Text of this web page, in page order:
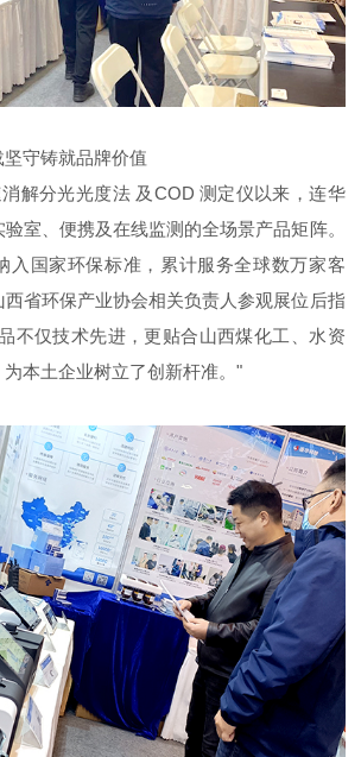
守铸就品牌价值
解分光光度法 及COD 测定仪以来，连华
室、便携及在线监测的全场景产品矩阵。
入国家环保标准，累计服务全球数万家客
省环保产业协会相关负责人参观展位后指
不仅技术先进，更贴合山西煤化工、水资
本土企业树立了创新杆准。"